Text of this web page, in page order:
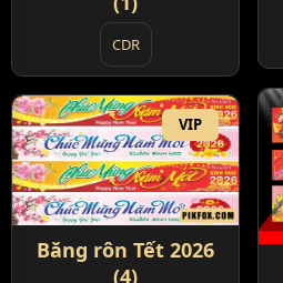
CDR
VIP
Băng rôn Tết 2026
(4)